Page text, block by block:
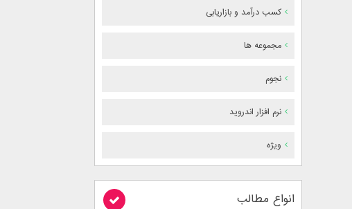
کسب درآمد و بازاریابی
مجموعه ها
نجوم
نرم افزار اندروید
ویژه
انواع مطالب